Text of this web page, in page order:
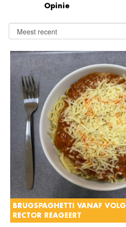
Opinie
BRUGSPAGHETTI VANAF
RECTOR REAGEERT